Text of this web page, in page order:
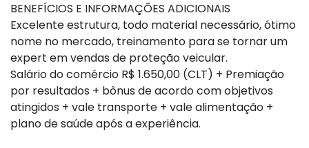
BENEFÍCIOS E INFORMAÇÕES ADICIONAIS
Excelente estrutura, todo material necessário, ótimo
nome no mercado, treinamento para se tornar um
expert em vendas de proteção veicular.
Salário do comércio R$ 1.650,00 (CLT) + Premiação
por resultados + bônus de acordo com objetivos
atingidos + vale transporte + vale alimentação +
plano de saúde após a experiência.